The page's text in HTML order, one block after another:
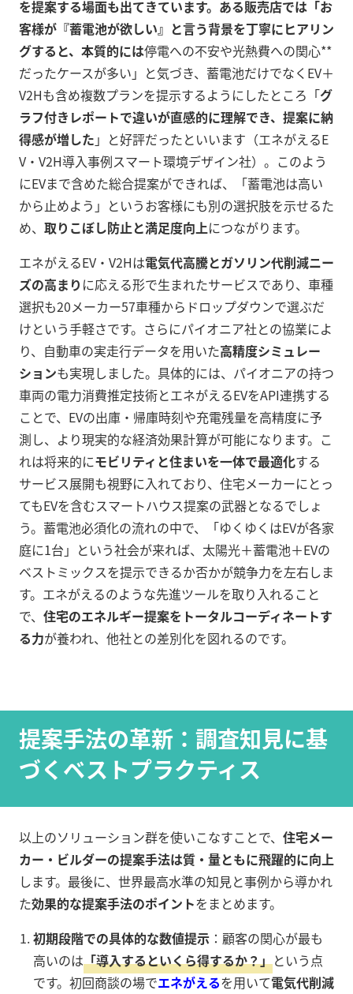
を提案する場面も出てきています。ある販売店では「お
客様が『蓄電池が欲しい』と言う背景を丁寧にヒアリン
グすると、本質的には停電への不安や光熱費への関心**
だったケースが多い」と気づき、蓄電池だけでなくEV＋
V2Hも含め複数プランを提示するようにしたところ「グ
ラフ付きレポートで違いが直感的に理解でき、提案に納
得感が増した 」と好評だったといいます（エネがえるE
V・V2H導入事例スマート環境デザイン社）。このよう
にEVまで含めた総合提案ができれば、「蓄電池は高い
から止めよう」というお客様にも別の選択肢を示せるた
め、 取りこぼし防止と満足度向上につながります。
エネがえるEV・V2Hは電気代高騰とガソリン代削減ニー
ズの高まり に応える形で生まれたサービスであり、車種
選択も20メーカー57車種からドロップダウンで選ぶだ
けという手軽さです。さらにパイオニア社との協業によ
り、自動車の実走行データを用いた高精度シミュレー
ションも実現しました。具体的には、パイオニアの持つ
車両の電力消費推定技術とエネがえるEVをAPI連携する
ことで、EVの出庫・帰庫時刻や充電残量を高精度に予
測し、より現実的な経済効果計算が可能になります。こ
れは将来的にモビリティと住まいを一体で最適化する
サービス展開も視野に入れており、住宅メーカーにとっ
てもEVを含むスマートハウス提案の武器となるでしょ
う。蓄電池必須化の流れの中で、「ゆくゆくはEVが各家
庭に1台」という社会が来れば、太陽光＋蓄電池＋EVの
ベストミックスを提示できるか否かが競争力を左右しま
す。エネがえるのような先進ツールを取り入れること
で、 住宅のエネルギー提案をトータルコーディネートす
る力が養われ、他社との差別化を図れるのです。
提案手法の革新：調査知見に基
づくベストプラクティス
以上のソリューション群を使いこなすことで、 住宅メー
カー・ビルダーの提案手法は質・量ともに飛躍的に向上
します。最後に、世界最高水準の知見と事例から導かれ
た効果的な提案手法のポイントをまとめます。
初期段階での具体的な数値提示 ：顧客の関心が最も
高いのは「導入するといくら得するか？」という点
です。初回商談の場でエネがえるを用いて電気代削減